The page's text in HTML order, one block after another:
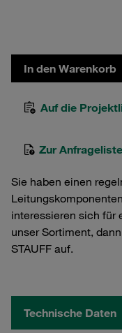
In den Warenkorb
Auf die
Zur
Sie haben einen
interessieren sich für
unser Sortiment,
STAUFF auf.
Technische Daten